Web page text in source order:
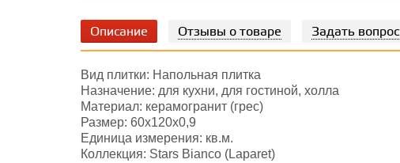
Описание Отзывы о товаре Задать вопрос
Вид плитки: Напольная плитка
Назначение: для кухни, для гостиной, холла
Материал: керамогранит (грес)
Размер: 60х120х0,9
Единица измерения: кв.м.
Коллекция: Stars Bianco (Laparet)